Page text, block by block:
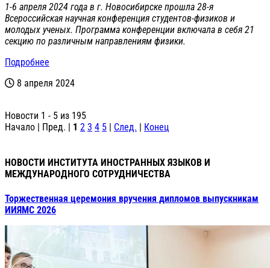
1-6 апреля 2024 года в г. Новосибирске прошла 28-я
Всероссийская научная конференция студентов-физиков и
молодых ученых. Программа конференции включала в себя 21
секцию по различным направлениям физики.
Подробнее
8 апреля 2024
Новости 1 - 5 из 195
Начало | Пред. | 1 2 3 4 5 | След. | Конец
НОВОСТИ ИНСТИТУТА ИНОСТРАННЫХ ЯЗЫКОВ И
МЕЖДУНАРОДНОГО СОТРУДНИЧЕСТВА
Торжественная церемония вручения дипломов выпускникам
ИИЯМС 2026